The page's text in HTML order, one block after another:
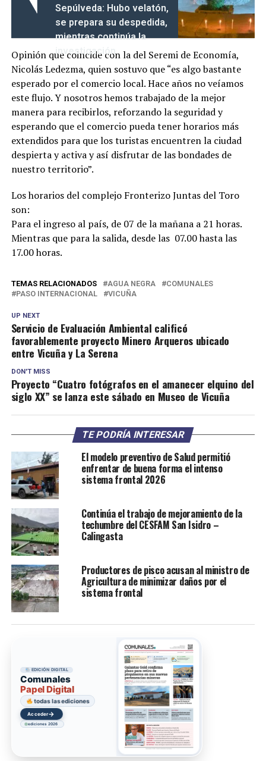
Sepúlveda: Hubo velatón,
se prepara su despedida,
mientras continúa la
investigación
Opinión que coincide con la del Seremi de Economía,
Nicolás Ledezma, quien sostuvo que “es algo bastante
esperado por el comercio local. Hace años no veíamos
este flujo. Y nosotros hemos trabajado de la mejor
manera para recibirlos, reforzando la seguridad y
esperando que el comercio pueda tener horarios más
extendidos para que los turistas encuentren la ciudad
despierta y activa y así disfrutar de las bondades de
nuestro territorio”.
Los horarios del complejo Fronterizo Juntas del Toro
son:
Para el ingreso al país, de 07 de la mañana a 21 horas.
Mientras que para la salida, desde las 07.00 hasta las
17.00 horas.
TEMAS RELACIONADOS AGUA NEGRA
COMUNALES
PASO INTERNACIONAL
VICUÑA
UP NEXT
Servicio de Evaluación Ambiental calificó
favorablemente proyecto Minero Arqueros ubicado
entre Vicuña y La Serena
DON'T MISS
Proyecto “Cuatro fotógrafos en el amanecer elquino del
siglo XX” se lanza este sábado en Museo de Vicuña
TE PODRÍA INTERESAR
El modelo preventivo de Salud permitió
enfrentar de buena forma el intenso
sistema frontal 2026
Continúa el trabajo de mejoramiento de la
techumbre del CESFAM San Isidro –
Calingasta
Productores de pisco acusan al ministro de
Agricultura de minimizar daños por el
sistema frontal
EDICIÓN DIGITAL
Comunales
Papel Digital
todas las ediciones
Acceder→
ediciones 2026